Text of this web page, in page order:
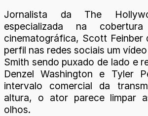
Jornalista da The
especializada na
cinematográfica, Scott Feinber
perfil nas redes sociais um
Smith sendo puxado de lado e
Denzel Washington e Tyler
intervalo comercial da
altura, o ator parece limpar
olhos.